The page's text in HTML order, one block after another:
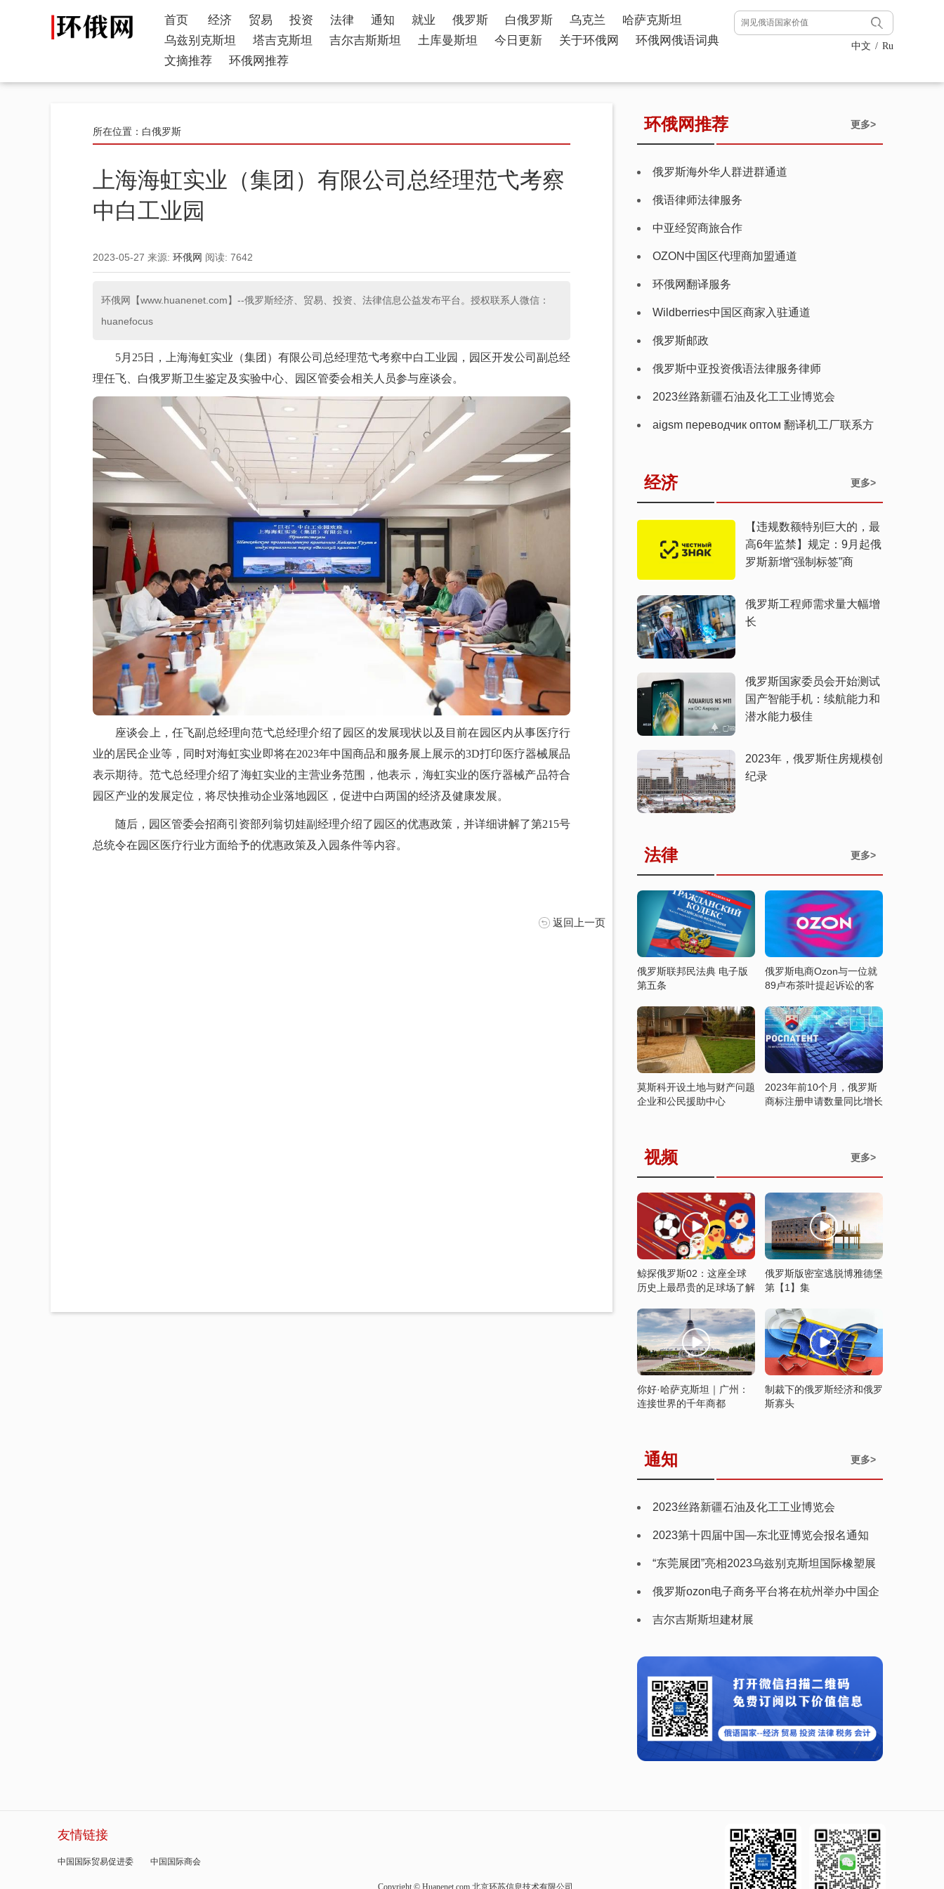
首页 经济 贸易 投资 法律 通知 就业 俄罗斯 白俄罗斯 乌克兰
哈萨克斯坦
乌兹别克斯坦
塔吉克斯坦 吉尔吉斯斯坦 土库曼斯坦 今日更新 关于环俄网
环俄网俄语词典
文摘推荐
环俄网推荐
中文 / Ru
所在位置： 白俄罗斯
上海海虹实业（集团）有限公司总经理范弋考察
中白工业园
2023-05-27 来源: 环俄网 阅读: 7642
环俄网【www.huanenet.com】--俄罗斯经济、贸易、投资、法律信息公益发布平台。授权联系人微信：
huanefocus
5月25日，上海海虹实业（集团）有限公司总经理范弋考察中白工业园，园区开发公司副总经
理任飞、白俄罗斯卫生鉴定及实验中心、园区管委会相关人员参与座谈会。
座谈会上，任飞副总经理向范弋总经理介绍了园区的发展现状以及目前在园区内从事医疗行
业的居民企业等，同时对海虹实业即将在2023年中国商品和服务展上展示的3D打印医疗器械展品
表示期待。范弋总经理介绍了海虹实业的主营业务范围，他表示，海虹实业的医疗器械产品符合
园区产业的发展定位，将尽快推动企业落地园区，促进中白两国的经济及健康发展。
随后，园区管委会招商引资部列翁切娃副经理介绍了园区的优惠政策，并详细讲解了第215号
总统令在园区医疗行业方面给予的优惠政策及入园条件等内容。
返回上一页
更多>
环俄网推荐
俄罗斯海外华人群进群通道
俄语律师法律服务
中亚经贸商旅合作
OZON中国区代理商加盟通道
环俄网翻译服务
Wildberries中国区商家入驻通道
俄罗斯邮政
俄罗斯中亚投资俄语法律服务律师
2023丝路新疆石油及化工工业博览会
aigsm переводчик оптом 翻译机工厂联系方
更多>
经济
【违规数额特别巨大的，最
高6年监禁】规定：9月起俄
罗斯新增“强制标签”商
俄罗斯工程师需求量大幅增
长
俄罗斯国家委员会开始测试
国产智能手机：续航能力和
潜水能力极佳
​2023年，俄罗斯住房规模创
纪录
更多>
法律
俄罗斯联邦民法典 电子版
第五条
俄罗斯电商Ozon与一位就
89卢布茶叶提起诉讼的客
莫斯科开设土地与财产问题
企业和公民援助中心
2023年前10个月，俄罗斯
商标注册申请数量同比增长
更多>
视频
鲸探俄罗斯02：这座全球
历史上最昂贵的足球场了解
俄罗斯版密室逃脱博雅德堡
第【1】集
你好·哈萨克斯坦｜广州：
连接世界的千年商都
制裁下的俄罗斯经济和俄罗
斯寡头
更多>
通知
2023丝路新疆石油及化工工业博览会
2023第十四届中国—东北亚博览会报名通知
“东莞展团”亮相2023乌兹别克斯坦国际橡塑展
（plastex uzbekistan）
俄罗斯ozon电子商务平台将在杭州举办中国企
业家峰会
吉尔吉斯斯坦建材展
友情链接
中国国际贸易促进委 中国国际商会
Copyright © Huanenet.com 北京环苏信息技术有限公司